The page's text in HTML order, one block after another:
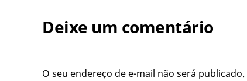
Deixe um comentário
O seu endereço de e-mail não será publicado.